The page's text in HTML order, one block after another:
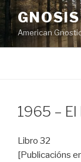
Skip
to
contentAmerican
1965 –
Libro 32
[Publicacións